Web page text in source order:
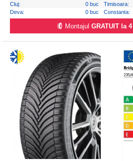
Cluj:
0 buc Timisoara:
Deva:
0 buc Constanta:
Montajul GRATUIT la